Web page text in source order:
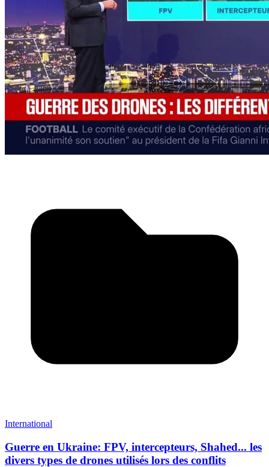
International
Guerre en Ukraine: FPV, intercepteurs, Shahed... les
divers types de drones utilisés lors des conflits